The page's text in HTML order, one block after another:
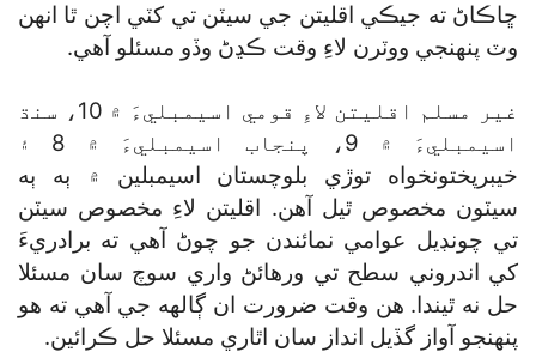
ڇاڪاڻ ته جيڪي اقليتن جي سيٽن تي کٽي اچن ٿا انهن
وٽ پنهنجي ووٽرن لاءِ وقت ڪڍڻ وڏو مسئلو آهي.
غير مسلم اقليتن لاءِ قومي اسيمبليءَ ۾ 10، سنڌ
اسيمبليءَ ۾ 9، پنجاب اسيمبليءَ ۾ 8 ۽
خيبرپختونخواه توڙي بلوچستان اسيمبلين ۾ ٻه ٻه
سيٽون مخصوص ٿيل آهن. اقليتن لاءِ مخصوص سيٽن
تي چونڊيل عوامي نمائندن جو چوڻ آهي ته برادريءَ
کي اندروني سطح تي ورهائڻ واري سوچ سان مسئلا
حل نه ٿيندا. هن وقت ضرورت ان ڳالهه جي آهي ته هو
پنهنجو آواز گڏيل انداز سان اٿاري مسئلا حل ڪرائين.